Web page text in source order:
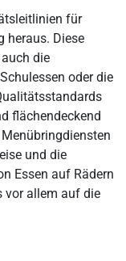
für
heraus. Diese
die
oder die
flächendeckend
und die
Essen auf Rädern
vor allem auf die